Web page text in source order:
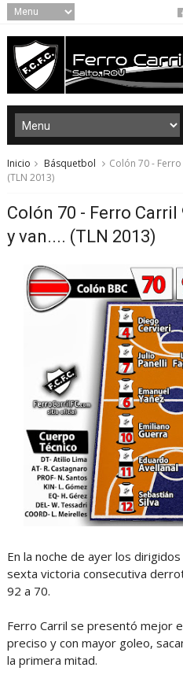
Inicio Básquetbol
Colón 70 -
(TLN 2013)
Colón 70 - Ferro
y van.... (TLN 2013)
En la noche de ayer los
sexta victoria consecutiva
92 a 70.
Ferro Carril se presentó mejor
preciso y con mayor goleo,
la primera mitad.